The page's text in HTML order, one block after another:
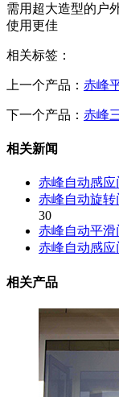
需用超大造型的户
使用更佳
相关标签：
上一个产品： 赤峰
下一个产品： 赤峰
相关新闻
赤峰自动感应
赤峰自动旋
30
赤峰自动平
赤峰自动感
相关产品